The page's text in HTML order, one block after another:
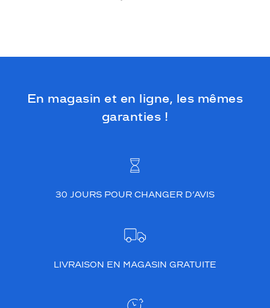
En magasin et en ligne, les mêmes
garanties !
30 JOURS POUR CHANGER D’AVIS
LIVRAISON EN MAGASIN GRATUITE